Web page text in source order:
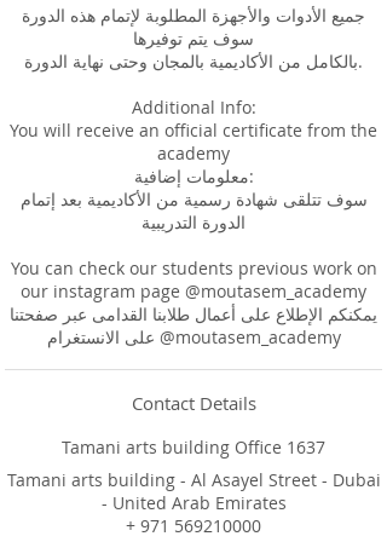
جميع الأدوات والأجهزة المطلوبة لإتمام هذه الدورة
سوف يتم توفيرها
بالكامل من الأكاديمية بالمجان وحتى نهاية الدورة.
Additional Info:
You will receive an official certificate from the
academy
معلومات إضافية:
سوف تتلقى شهادة رسمية من الأكاديمية بعد إتمام
الدورة التدريبية
You can check our students previous work on
our instagram page @moutasem_academy
يمكنكم الإطلاع على أعمال طلابنا القدامى عبر صفحتنا
على الانستغرام @moutasem_academy
Contact Details
Tamani arts building Office 1637
Tamani arts building - Al Asayel Street - Dubai
- United Arab Emirates
+ 971 569210000